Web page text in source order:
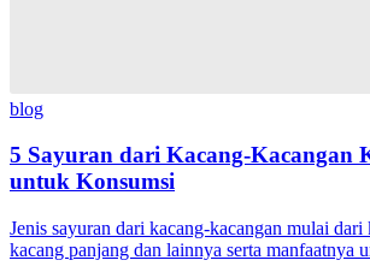
blog
5 Sayuran dari Kacang-Kacangan
untuk Konsumsi
Jenis sayuran dari kacang-kacangan mulai
kacang panjang dan lainnya serta manfaatnya